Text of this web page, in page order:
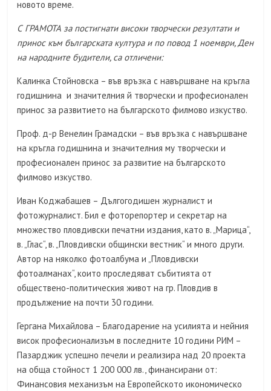
новото време.
С ГРАМОТА за постигнати високи творчески резултати и
принос към българската култура и по повод 1 ноември, Ден
на народните будители, са отличени:
Калинка Стойновска – във връзка с навършване на кръгла
годишнина и значителния й творчески и професионален
принос за развитието на българското филмово изкуство.
Проф. д-р Венелин Грамадски – във връзка с навършване
на кръгла годишнина и значителния му творчески и
професионален принос за развитие на българското
филмово изкуство.
Иван Коджабашев – Дългогодишен журналист и
фотожурналист. Бил е фоторепортер и секретар на
множество пловдивски печатни издания, като в. „Марица“,
в. „Глас“, в. „Пловдивски общински вестник“ и много други.
Автор на няколко фотоалбума и „Пловдивски
фотоалманах“, които проследяват събитията от
обществено-политическия живот на гр. Пловдив в
продължение на почти 30 години.
Гергана Михайлова – Благодарение на усилията и нейния
висок професионализъм в последните 10 години РИМ –
Пазарджик успешно печели и реализира над 20 проекта
на обща стойност 1 200 000 лв., финансирани от:
Финансовия механизъм на Европейското икономическо